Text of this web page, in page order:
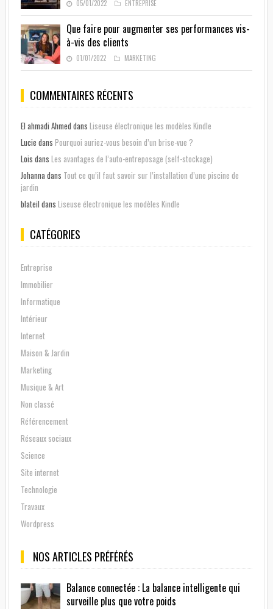
05/01/2022 ENTREPRISE
Que faire pour augmenter ses performances vis-
à-vis des clients
01/01/2022 MARKETING
COMMENTAIRES RÉCENTS
El ahmadi Ahmed dans Liseuse électronique les modèles Kindle
Lucie dans Pourquoi auriez-vous besoin d’un brise-vue ?
Lois dans Les avantages de l’auto-entreposage (self-stockage)
Johanna dans Tout ce qu’il faut savoir sur l’installation d’une piscine de
jardin
blateil dans Liseuse électronique les modèles Kindle
CATÉGORIES
Entreprise
Immobilier
Informatique
Intérieur
Internet
Maison & Jardin
Marketing
Musique & Art
Non classé
Référencement
Réseaux sociaux
Science
Site internet
Technologie
Travaux
Wordpress
NOS ARTICLES PRÉFÉRÉS
Balance connectée : La balance intelligente qui
surveille plus que votre poids